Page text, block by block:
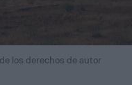
los derechos de autor